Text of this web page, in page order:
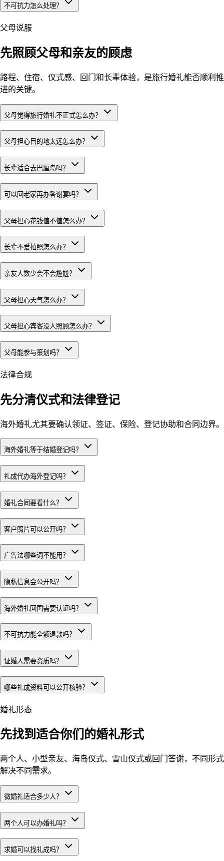
不可抗力怎么处理？
父母说服
先照顾父母和亲友的顾虑
路程、住宿、仪式感、回门和长辈体验，是旅行婚礼能否顺利推
进的关键。
父母觉得旅行婚礼不正式怎么办？
父母担心目的地太远怎么办？
长辈适合去巴厘岛吗？
可以回老家再办答谢宴吗？
父母担心花钱值不值怎么办？
长辈不爱拍照怎么办？
亲友人数少会不会尴尬？
父母担心天气怎么办？
父母担心宾客没人照顾怎么办？
父母能参与策划吗？
法律合规
先分清仪式和法律登记
海外婚礼尤其要确认领证、签证、保险、登记协助和合同边界。
海外婚礼等于结婚登记吗？
礼成代办海外登记吗？
婚礼合同要看什么？
客户照片可以公开吗？
广告法哪些词不能用？
隐私信息会公开吗？
海外婚礼回国需要认证吗？
不可抗力能全额退款吗？
证婚人需要资质吗？
哪些礼成资料可以公开核验？
婚礼形态
先找到适合你们的婚礼形式
两个人、小型亲友、海岛仪式、雪山仪式或回门答谢，不同形式
解决不同需求。
微婚礼适合多少人？
两个人可以办婚礼吗？
求婚可以找礼成吗？